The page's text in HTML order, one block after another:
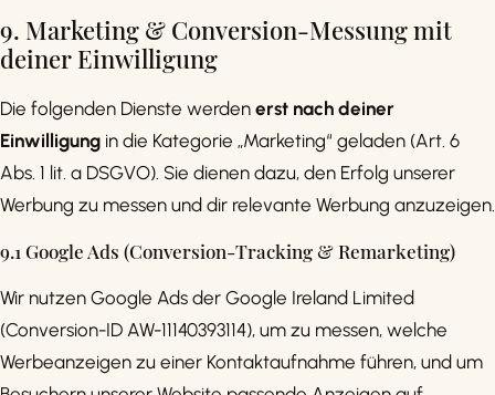
9. Marketing & Conversion-Messung mit
deiner Einwilligung
Die folgenden Dienste werden erst nach deiner
Einwilligung in die Kategorie „Marketing“ geladen (Art. 6
Abs. 1 lit. a DSGVO). Sie dienen dazu, den Erfolg unserer
Werbung zu messen und dir relevante Werbung anzuzeigen.
9.1 Google Ads (Conversion-Tracking & Remarketing)
Wir nutzen Google Ads der Google Ireland Limited
(Conversion-ID AW-11140393114), um zu messen, welche
Werbeanzeigen zu einer Kontaktaufnahme führen, und um